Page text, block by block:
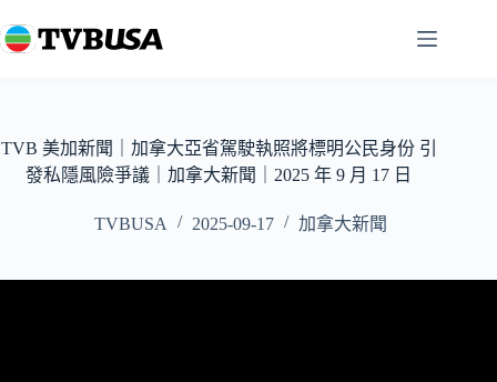
至
容
TVB 美加新聞｜加拿大亞省駕駛執照將標明公民身份 引
發私隱風險爭議｜加拿大新聞｜2025 年 9 月 17 日
TVBUSA 2025-09-17 加拿大新聞